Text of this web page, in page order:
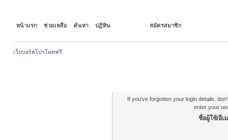
หน้าแรก ช่วยเหลือ ค้นหา ปฏิทิน สมัครสมาชิก
เว็บบอร์ดโปรโมทฟรี
If you've forgotten your login details,
enter your
ชื่อผู้ใช้/อีเ